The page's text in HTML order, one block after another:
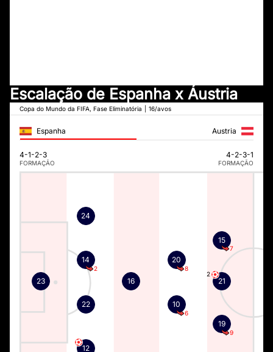
Escalação de Espanha x Áustria
Copa do Mundo da FIFA, Fase Eliminatória 16/avos
Espanha Austria
4-1-2-3
FORMAÇÃO
4-2-3-1
FORMAÇÃO
23
12
22
14
2
24
16
10
6
20
8
19
9
21
2
15
7